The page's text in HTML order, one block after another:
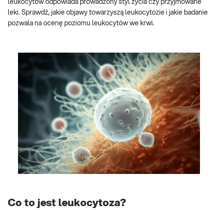
leukocytów odpowiada prowadzony styl życia czy przyjmowane
leki. Sprawdź, jakie objawy towarzyszą leukocytozie i jakie badanie
pozwala na ocenę poziomu leukocytów we krwi.
Co to jest leukocytoza?